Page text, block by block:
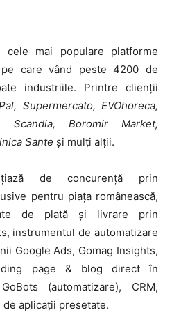
mai populare platforme
pe care vând peste 4200 de
industriile. Printre clienții
Supermercato, EVOhoreca,
Scandia, Boromir Market,
Sante și mulți alții.
de concurență prin
pentru piața românească,
de plată și livrare prin
instrumentul de automatizare
Google Ads, Gomag Insights,
page & blog direct în
(automatizare), CRM,
aplicații presetate.